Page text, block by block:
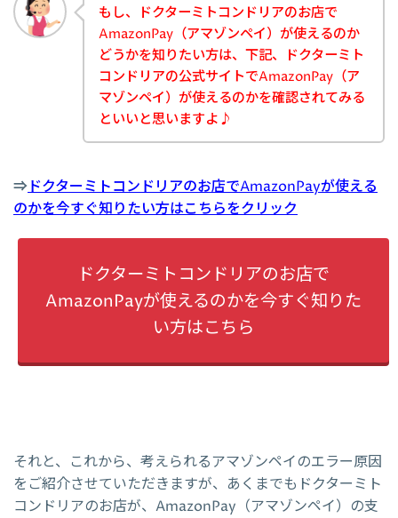
もし、ドクターミトコンドリアのお店で
AmazonPay（アマゾンペイ）が使えるのか
どうかを知りたい方は、下記、ドクターミト
コンドリアの公式サイトでAmazonPay（ア
マゾンペイ）が使えるのかを確認されてみる
といいと思いますよ♪
⇒ドクターミトコンドリアのお店でAmazonPayが使える
のかを今すぐ知りたい方はこちらをクリック
ドクターミトコンドリアのお店で
AmazonPayが使えるのかを今すぐ知りた
い方はこちら
それと、これから、考えられるアマゾンペイのエラー原因
をご紹介させていただきますが、あくまでもドクターミト
コンドリアのお店が、AmazonPay（アマゾンペイ）の支